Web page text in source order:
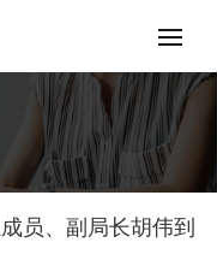
员、副局长胡伟到